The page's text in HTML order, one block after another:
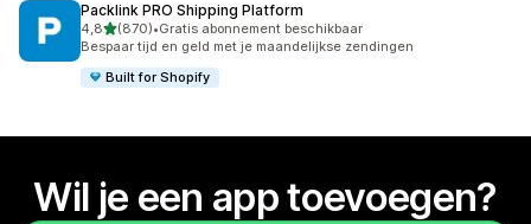
Packlink PRO Shipping Platform
4,8van 5 sterren
(870)
870 recensies in totaal
•Gratis abonnement beschikbaar
Bespaar tijd en geld met je maandelijkse zendingen
Built for Shopify
Wil je een app toevoegen?